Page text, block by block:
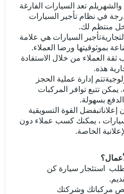
تعد السيارات الفارغة
في نظام تأجير السيارات
منتظم لك.
السيارات هي علامة
بموثوقيتها ورضا العملاء.
العملاء من خلال الاستفادة
هذه.
إدارة عملية الحجز
يمكن تتبع توافر المركبات
بسهولة.
القوة التسويقية
، يمكنك كسب عملاء دون
الخاصة.
استئجار سيارة كن
مركباتك وشركتك